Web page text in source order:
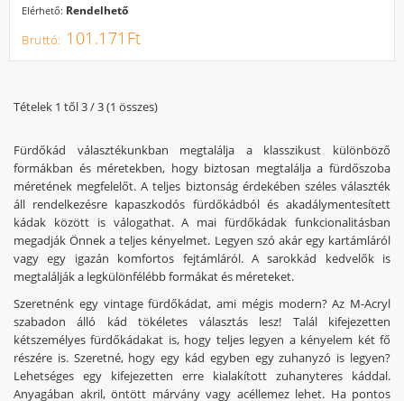
Elérhető: Rendelhető
101.171Ft
Tételek 1 től 3 / 3 (1 összes)
Fürdőkád választékunkban megtalálja a klasszikust különböző
formákban és méretekben, hogy biztosan megtalálja a fürdőszoba
méretének megfelelőt. A teljes biztonság érdekében széles választék
áll rendelkezésre kapaszkodós fürdőkádból és akadálymentesített
kádak között is válogathat. A mai fürdőkádak funkcionalitásban
megadják Önnek a teljes kényelmet. Legyen szó akár egy kartámláról
vagy egy igazán komfortos fejtámláról. A sarokkád kedvelők is
megtalálják a legkülönfélébb formákat és méreteket.
Szeretnénk egy vintage fürdőkádat, ami mégis modern? Az M-Acryl
szabadon álló kád tökéletes választás lesz! Talál kifejezetten
kétszemélyes fürdőkádakat is, hogy teljes legyen a kényelem két fő
részére is. Szeretné, hogy egy kád egyben egy zuhanyzó is legyen?
Lehetséges egy kifejezetten erre kialakított zuhanyteres káddal.
Anyagában akril, öntött márvány vagy acéllemez lehet. Ha pontos